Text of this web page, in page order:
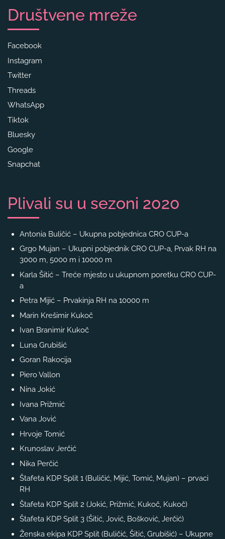
Društvene mreže
Facebook
Instagram
Twitter
Threads
WhatsApp
Tiktok
Bluesky
Google
Snapchat
Plivali su u sezoni 2020
Antonia Buličić – Ukupna pobjednica CRO CUP-a
Grgo Mujan – Ukupni pobjednik CRO CUP-a, Prvak RH na
3000 m, 5000 m i 10000 m
Karla Šitić – Treće mjesto u ukupnom poretku CRO CUP-
a
Petra Mijić – Prvakinja RH na 10000 m
Marin Krešimir Kukoč
Ivan Branimir Kukoč
Luna Grubišić
Goran Rakocija
Piero Vallon
Nina Jokić
Ivana Prižmić
Vana Jović
Hrvoje Tomić
Krunoslav Jerčić
Nika Perčić
Štafeta KDP Split 1 (Buličić, Mijić, Tomić, Mujan) – prvaci
RH
Štafeta KDP Split 2 (Jokić, Prižmić, Kukoč, Kukoč)
Štafeta KDP Split 3 (Šitić, Jović, Bošković, Jerčić)
Ženska ekipa KDP Split (Buličić, Šitić, Grubišić) – Ukupne